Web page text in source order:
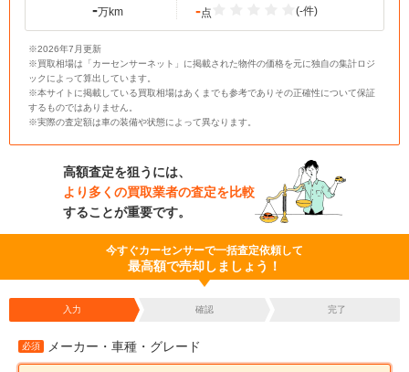
-万km -点 (-件)
※2026年7月更新
※買取相場は「カーセンサーネット」に掲載された物件の価格を元に独自の集計ロジ
ックによって算出しています。
※本サイトに掲載している買取相場はあくまでも参考でありその正確性について保証
するものではありません。
※実際の査定額は車の装備や状態によって異なります。
高額査定を狙うには、
より多くの買取業者の査定を比較
することが重要です。
今すぐカーセンサーで一括査定依頼して
最高額で売却しましょう！
入力 確認 完了
必須 メーカー・車種・グレード